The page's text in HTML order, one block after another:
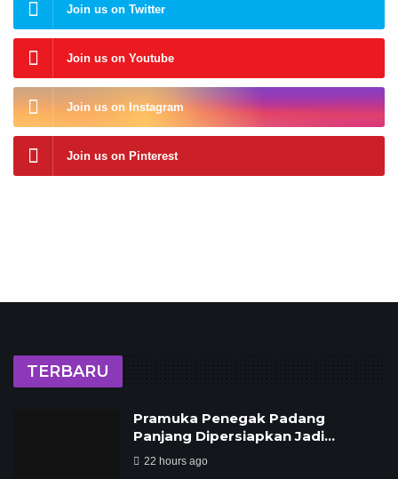
Join us on Twitter
Join us on Youtube
Join us on Instagram
Join us on Pinterest
TERBARU
Pramuka Penegak Padang
Panjang Dipersiapkan Jadi…
22 hours ago